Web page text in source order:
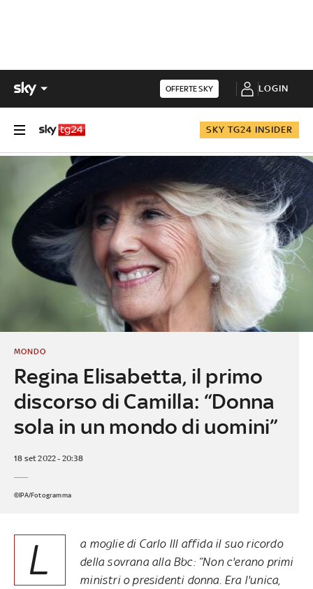
OFFERTE SKY LOGIN
SKY TG24 INSIDER
Regina Elisabetta, il primo
discorso di Camilla: “Donna
sola in un mondo di uomini”
MONDO
18 set 2022 - 20:38
©IPA/Fotogramma
L
a moglie di Carlo III affida il suo ricordo
della sovrana alla Bbc: “Non c'erano primi
ministri o presidenti donna. Era l'unica,